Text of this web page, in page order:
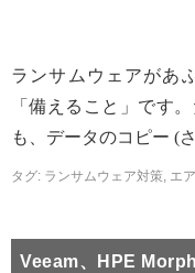
ランサムウェアがあ
「備えること」です
も、データのコピー (
タグ: ランサムウェア対策, エ
Veeam、HPE